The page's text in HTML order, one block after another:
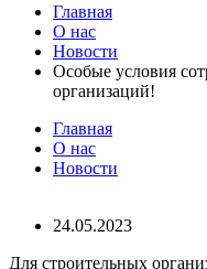
Главная
О нас
Новости
Особые условия
организаций!
Главная
О нас
Новости
24.05.2023
Для строительных